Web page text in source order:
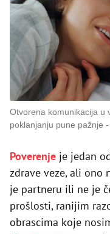
Otvorena komunikacija u
poklanjanju pune pažnje
Poverenje je jedan
zdrave veze, ali ono
je partneru ili ne je
prošlosti, ranijim
obrascima koje